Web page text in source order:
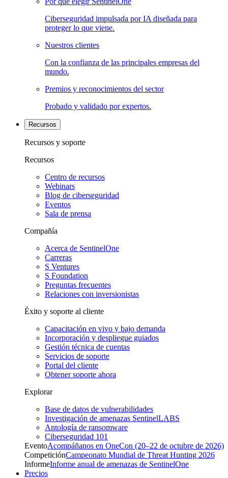
Ciberseguridad impulsada por IA diseñada para
proteger lo que viene.
Nuestros clientes
Con la confianza de las principales empresas del
mundo.
Premios y reconocimientos del sector
Probado y validado por expertos.
Recursos
Recursos y soporte
Recursos
Centro de recursos
Webinars
Blog de ciberseguridad
Eventos
Sala de prensa
Compañía
Acerca de SentinelOne
Carreras
S Ventures
S Foundation
Preguntas frecuentes
Relaciones con inversionistas
Éxito y soporte al cliente
Capacitación en vivo y bajo demanda
Incorporación y despliegue guiados
Gestión técnica de cuentas
Servicios de soporte
Portal del cliente
Obtener soporte ahora
Explorar
Base de datos de vulnerabilidades
Investigación de amenazas SentinelLABS
Antología de ransomware
Ciberseguridad 101
EventoAcompáñanos en OneCon (20–22 de octubre de 2026)
CompeticiónCampeonato Mundial de Threat Hunting 2026
InformeInforme anual de amenazas de SentinelOne
Precios